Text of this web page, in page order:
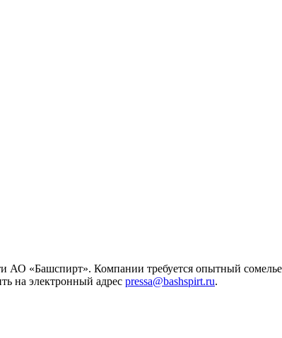
АО «Башспирт». Компании требуется опытный
на электронный адрес pressa@bashspirt.ru.